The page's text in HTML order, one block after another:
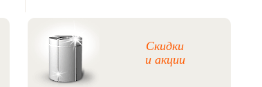
Скидки
и акции